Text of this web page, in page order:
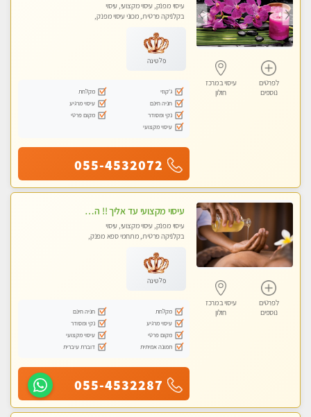
לפרטים
נוספים
עיסוי במרכז
חולון
עיסוי מפנק, עיסוי מקצועי, עיסוי
בקלניקה פרטית, מכוני עיסוי מפנק,
פלטינה
ג'קוזי
מקלחת
חניה חינם
עיסוי מרגיע
נקי ומסודר
מקום פרטי
עיסוי מקצועי
055-4532072
לפרטים
נוספים
עיסוי במרכז
חולון
עיסוי מקצועי עד אליך !! הזמנה מהירה לעיסוי מפנק ומדהים
עיסוי מפנק, עיסוי מקצועי, עיסוי
בקלניקה פרטית, מתחמי ספא מפנק,
פלטינה
מקלחת
חניה חינם
עיסוי מרגיע
נקי ומסודר
מקום פרטי
עיסוי מקצועי
תמונה אמיתית
דוברת עיברית
055-4532287